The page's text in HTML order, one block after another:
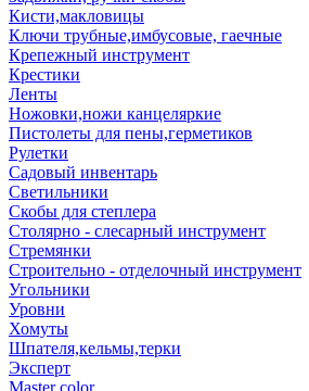
Кисти,макловицы
Ключи трубные,имбусовые, гаечные
Крепежный инструмент
Крестики
Ленты
Ножовки,ножи канцеляркие
Пистолеты для пены,герметиков
Рулетки
Садовый инвентарь
Светильники
Скобы для степлера
Столярно - слесарный инструмент
Стремянки
Строительно - отделочный инструмент
Угольники
Уровни
Хомуты
Шпателя,кельмы,терки
Эксперт
Master color